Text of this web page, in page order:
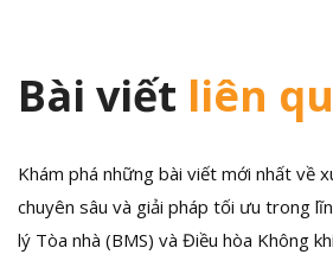
Bài viết liên
Khám phá những bài viết mới nhất về
chuyên sâu và giải pháp tối ưu trong
lý Tòa nhà (BMS) và Điều hòa Không